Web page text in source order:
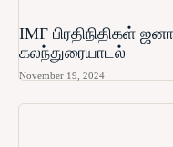
IMF பிரதிநிதிகள்
கலந்துரையாடல்
November 19, 2024